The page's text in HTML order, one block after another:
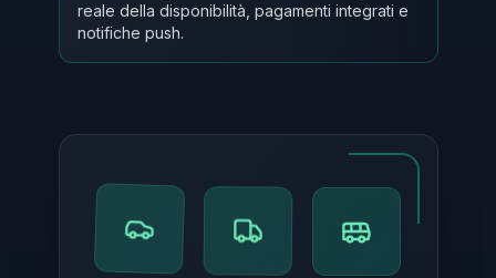
reale della disponibilità, pagamenti integrati e
notifiche push.